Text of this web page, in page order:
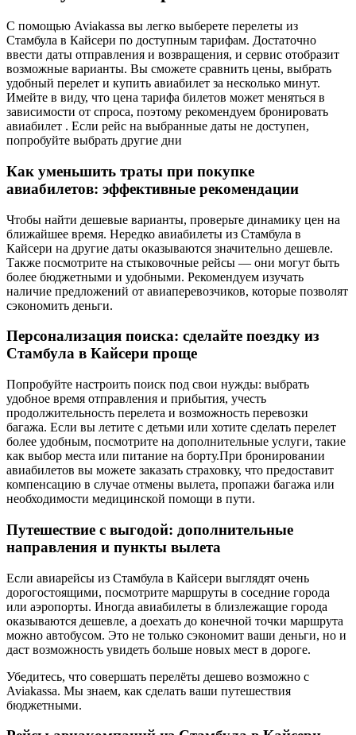
С помощью Aviakassa вы легко выберете перелеты из
Стамбула в Кайсери по доступным тарифам. Достаточно
ввести даты отправления и возвращения, и сервис отобразит
возможные варианты. Вы сможете сравнить цены, выбрать
удобный перелет и купить авиабилет за несколько минут.
Имейте в виду, что цена тарифа билетов может меняться в
зависимости от спроса, поэтому рекомендуем бронировать
авиабилет . Если рейс на выбранные даты не доступен,
попробуйте выбрать другие дни
Как уменьшить траты при покупке
авиабилетов: эффективные рекомендации
Чтобы найти дешевые варианты, проверьте динамику цен на
ближайшее время. Нередко авиабилеты из Стамбула в
Кайсери на другие даты оказываются значительно дешевле.
Также посмотрите на стыковочные рейсы — они могут быть
более бюджетными и удобными. Рекомендуем изучать
наличие предложений от авиаперевозчиков, которые позволят
сэкономить деньги.
Персонализация поиска: сделайте поездку из
Стамбула в Кайсери проще
Попробуйте настроить поиск под свои нужды: выбрать
удобное время отправления и прибытия, учесть
продолжительность перелета и возможность перевозки
багажа. Если вы летите с детьми или хотите сделать перелет
более удобным, посмотрите на дополнительные услуги, такие
как выбор места или питание на борту.При бронировании
авиабилетов вы можете заказать страховку, что предоставит
компенсацию в случае отмены вылета, пропажи багажа или
необходимости медицинской помощи в пути.
Путешествие с выгодой: дополнительные
направления и пункты вылета
Если авиарейсы из Стамбула в Кайсери выглядят очень
дорогостоящими, посмотрите маршруты в соседние города
или аэропорты. Иногда авиабилеты в близлежащие города
оказываются дешевле, а доехать до конечной точки маршрута
можно автобусом. Это не только сэкономит ваши деньги, но и
даст возможность увидеть больше новых мест в дороге.
Убедитесь, что совершать перелёты дешево возможно с
Aviakassa. Мы знаем, как сделать ваши путешествия
бюджетными.